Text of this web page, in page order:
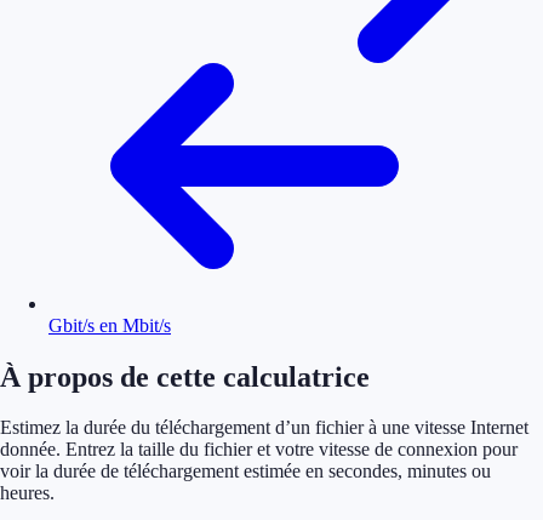
Gbit/s en Mbit/s
À propos de cette calculatrice
Estimez la durée du téléchargement d’un fichier à une vitesse Internet
donnée. Entrez la taille du fichier et votre vitesse de connexion pour
voir la durée de téléchargement estimée en secondes, minutes ou
heures.